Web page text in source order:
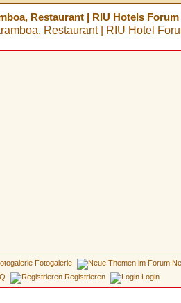
Restaurant | RIU Hotels Forum
Fotogalerie
Registrieren Login